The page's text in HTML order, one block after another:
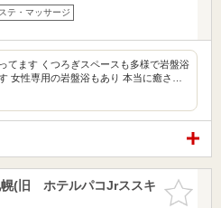
テ・マッサージ
てます くつろぎスペースも多様で岩盤浴
女性専用の岩盤浴もあり 本当に癒さ…
お気に入
りに追加
(旧 ホテルパコJrススキ